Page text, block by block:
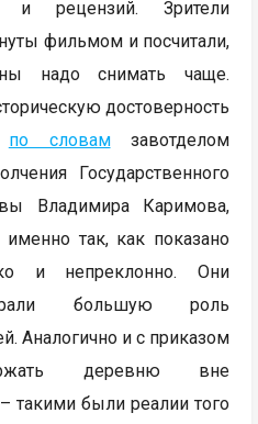
и рецензий. Зрители
фильмом и посчитали,
надо снимать чаще.
достоверность
по словамзавотделом
Государственного
Владимира Каримова,
так, как показано
и непреклонно. Они
большую роль
Аналогично и с приказом
деревню вне
такими были реалии того